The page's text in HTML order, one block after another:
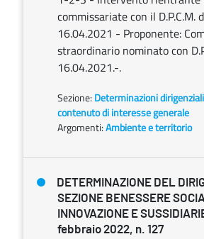
commissariate con il D.P.C.M.
16.04.2021 - Proponente:
straordinario nominato con
16.04.2021.-.
Sezione: Determinazioni
contenuto di interesse generale
Argomenti:Ambiente e territorio
DETERMINAZIONE DEL
SEZIONE BENESSERE
INNOVAZIONE E
febbraio 2022, n. 127